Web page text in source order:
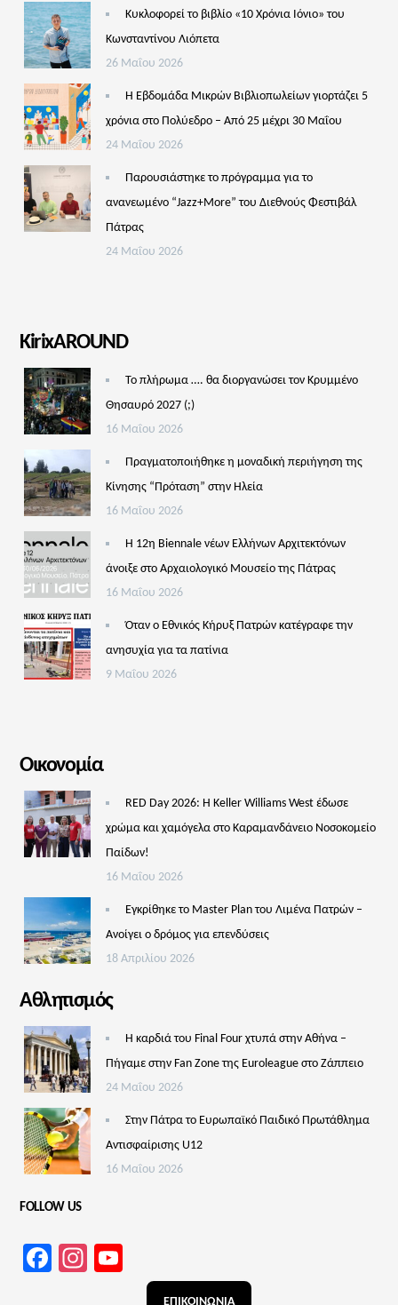
Κυκλοφορεί το βιβλίο «10 Χρόνια Ιόνιο» του
Κωνσταντίνου Λιόπετα
26 Μαΐου 2026
Η Εβδομάδα Μικρών Βιβλιοπωλείων γιορτάζει 5
χρόνια στο Πολύεδρο – Από 25 μέχρι 30 Μαΐου
24 Μαΐου 2026
Παρουσιάστηκε το πρόγραμμα για το
ανανεωμένο “Jazz+More” του Διεθνούς Φεστιβάλ
Πάτρας
24 Μαΐου 2026
KirixAROUND
Το πλήρωμα …. θα διοργανώσει τον Κρυμμένο
Θησαυρό 2027 (;)
16 Μαΐου 2026
Πραγματοποιήθηκε η μοναδική περιήγηση της
Κίνησης “Πρόταση” στην Ηλεία
16 Μαΐου 2026
Η 12η Biennale νέων Ελλήνων Αρχιτεκτόνων
άνοιξε στο Αρχαιολογικό Μουσείο της Πάτρας
16 Μαΐου 2026
Όταν ο Εθνικός Κήρυξ Πατρών κατέγραφε την
ανησυχία για τα πατίνια
9 Μαΐου 2026
Οικονομία
RED Day 2026: Η Keller Williams West έδωσε
χρώμα και χαμόγελα στο Καραμανδάνειο Νοσοκομείο
Παίδων!
16 Μαΐου 2026
Εγκρίθηκε το Master Plan του Λιμένα Πατρών –
Aνοίγει ο δρόμος για επενδύσεις
18 Απριλίου 2026
Αθλητισμός
Η καρδιά του Final Four χτυπά στην Αθήνα –
Πήγαμε στην Fan Zone της Euroleague στο Ζάππειο
24 Μαΐου 2026
Στην Πάτρα το Ευρωπαϊκό Παιδικό Πρωτάθλημα
Αντισφαίρισης U12
16 Μαΐου 2026
FOLLOW US
Facebook
Instagram
Channel
ΕΠΙΚΟΙΝΩΝΙΑ